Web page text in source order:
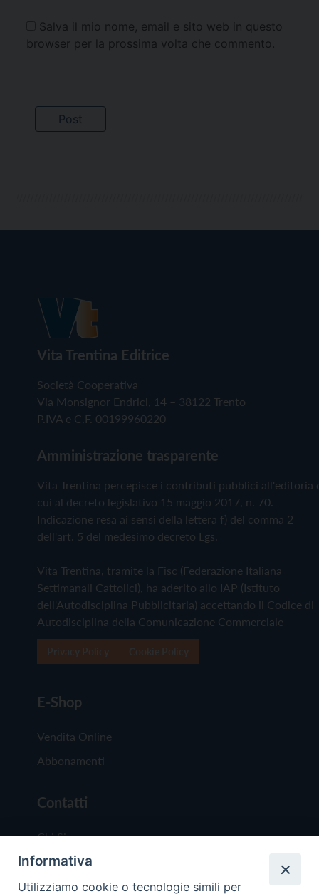
Salva il mio nome, email e sito web in questo
browser per la prossima volta che commento.
Vita Trentina Editrice
Società Cooperativa
Via Monsignor Endrici, 14 – 38122 Trento
P.IVA e C.F. 00199960220
Amministrazione trasparente
Vita Trentina percepisce i contributi pubblici all'editoria
cui al decreto legislativo 15 maggio 2017, n. 70.
Indicazione resa ai sensi della lettera f) del comma 2
dell'art. 5 del medesimo decreto Lgs.
Vita Trentina, tramite la Fisc (Federazione Italiana
Settimanali Cattolici), ha aderito allo IAP (Istituto
dell'Autodisciplina Pubblicitaria) accettando il Codice di
Autodisciplina della Comunicazione Commerciale
E-Shop
Vendita Online
Abbonamenti
Contatti
Chi Siamo
Redazione
Scrivici
Informativa
Utilizziamo cookie o tecnologie simili per